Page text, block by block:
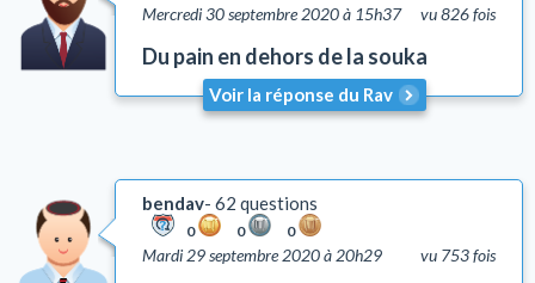
Honorer ses parents (Kiboud Av Vaèm)
Tsniout (lois de pudeur)
Lachon Hara (médisance)
Autre
Lois et coutumes de la circoncision
vu 826 fois
Mercredi 30 septembre 2020 à 15h37
Du pain en dehors de la souka
Voir la réponse du Rav
bendav 62 questions
0 0 0
vu 753 fois
Mardi 29 septembre 2020 à 20h29